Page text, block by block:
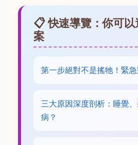
📋 快速導覽：你可
案
第一步絕對不是搖牠！緊
三大原因深度剖析：睡覺
病？